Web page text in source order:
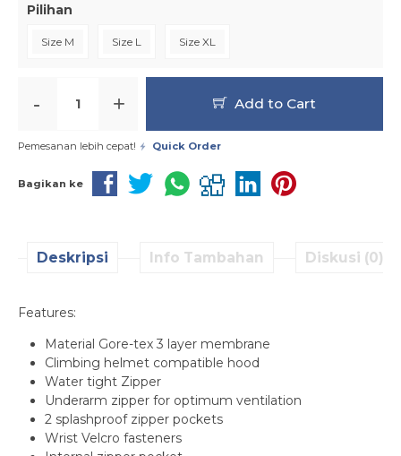
Pilihan
Size M Size L Size XL
- + Add to Cart
Pemesanan lebih cepat! Quick Order
Bagikan ke
Deskripsi Info Tambahan Diskusi (0)
Features:
Material Gore-tex 3 layer membrane
Climbing helmet compatible hood
Water tight Zipper
Underarm zipper for optimum ventilation
2 splashproof zipper pockets
Wrist Velcro fasteners